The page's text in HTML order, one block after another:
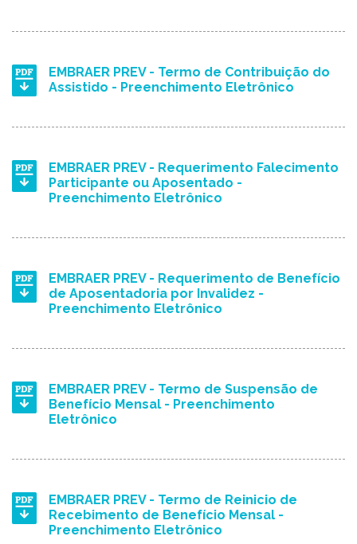
EMBRAER PREV - Termo de Contribuição do
Assistido - Preenchimento Eletrônico
EMBRAER PREV - Requerimento Falecimento
Participante ou Aposentado -
Preenchimento Eletrônico
EMBRAER PREV - Requerimento de Benefício
de Aposentadoria por Invalidez -
Preenchimento Eletrônico
EMBRAER PREV - Termo de Suspensão de
Benefício Mensal - Preenchimento
Eletrônico
EMBRAER PREV - Termo de Reinicio de
Recebimento de Benefício Mensal -
Preenchimento Eletrônico